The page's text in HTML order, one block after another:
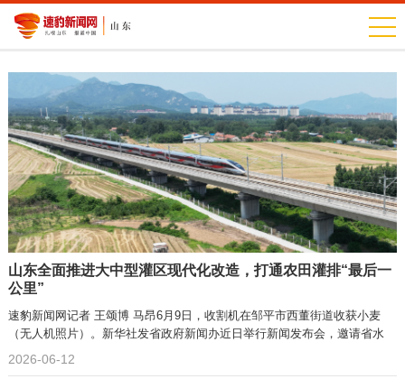
山东全面推进大中型灌区现代化改造，打通农田灌排“最后一
公里”
速豹新闻网记者 王颂博 马昂6月9日，收割机在邹平市西董街道收获小麦
（无人机照片）。新华社发省政府新闻办近日举行新闻发布会，邀请省水
2026-06-12